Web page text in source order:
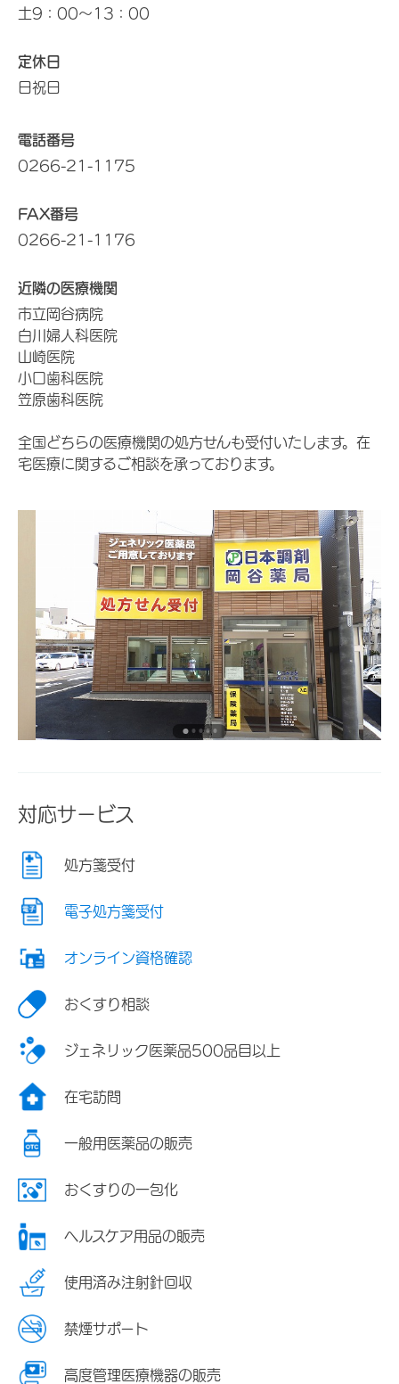
土9：00～13：00
定休日
日祝日
電話番号
0266-21-1175
FAX番号
0266-21-1176
近隣の医療機関
市立岡谷病院
白川婦人科医院
山崎医院
小口歯科医院
笠原歯科医院
全国どちらの医療機関の処方せんも受付いたします。在
宅医療に関するご相談を承っております。
対応サービス
処方箋受付
電子処方箋受付
オンライン資格確認
おくすり相談
ジェネリック医薬品500品目以上
在宅訪問
一般用医薬品の販売
おくすりの一包化
ヘルスケア用品の販売
使用済み注射針回収
禁煙サポート
高度管理医療機器の販売